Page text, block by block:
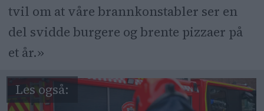
tvil om at våre brannkonstabler ser en
del svidde burgere og brente pizzaer på
et år.»